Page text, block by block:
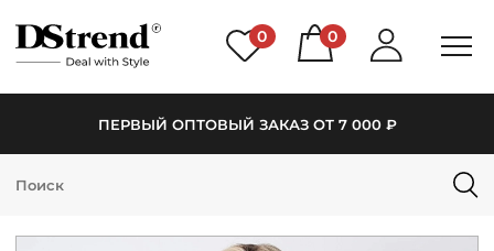
0 0
ПЕРВЫЙ ОПТОВЫЙ ЗАКАЗ ОТ 7 000 ₽
КАТАЛОГ